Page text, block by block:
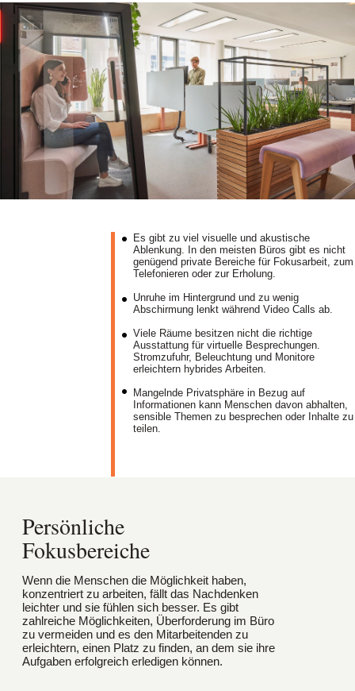
Es gibt zu viel visuelle und akustische
Ablenkung. In den meisten Büros gibt es nicht
genügend private Bereiche für Fokusarbeit, zum
Telefonieren oder zur Erholung.
Unruhe im Hintergrund und zu wenig
Abschirmung lenkt während Video Calls ab.
Viele Räume besitzen nicht die richtige
Ausstattung für virtuelle Besprechungen.
Stromzufuhr, Beleuchtung und Monitore
erleichtern hybrides Arbeiten.
Mangelnde Privatsphäre in Bezug auf
Informationen kann Menschen davon abhalten,
sensible Themen zu besprechen oder Inhalte zu
teilen.
Persönliche
Fokusbereiche
Wenn die Menschen die Möglichkeit haben,
konzentriert zu arbeiten, fällt das Nachdenken
leichter und sie fühlen sich besser. Es gibt
zahlreiche Möglichkeiten, Überforderung im Büro
zu vermeiden und es den Mitarbeitenden zu
erleichtern, einen Platz zu finden, an dem sie ihre
Aufgaben erfolgreich erledigen können.